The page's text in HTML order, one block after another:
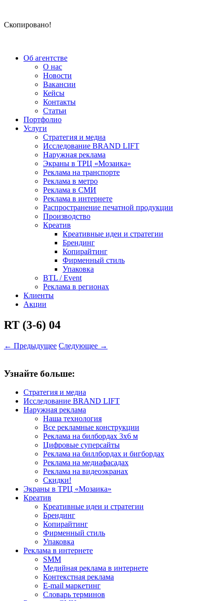
Скопировано!
Об агентстве
О нас
Новости
Вакансии
Кейсы
Контакты
Статьи
Портфолио
Услуги
Стратегия и медиа
Исследование BRAND LIFT
Наружная реклама
Экраны в ТРЦ «Мозаика»
Реклама на транспорте
Реклама в метро
Реклама в СМИ
Реклама в интернете
Распространение печатной продукции
Производство
Креатив
Креативные идеи и стратегии
Брендинг
Копирайтинг
Фирменный стиль
Упаковка
BTL / Event
Реклама в регионах
Клиенты
Акции
RT (3-6) 04
← Предыдущее Следующее →
Узнайте больше:
Стратегия и медиа
Исследование BRAND LIFT
Наружная реклама
Наша технология
Все рекламные конструкции
Реклама на билбордах 3х6 м
Цифровые суперсайты
Реклама на биллбордах и бигбордах
Реклама на медиафасадах
Реклама на видеоэкранах
Скидки!
Экраны в ТРЦ «Мозаика»
Креатив
Креативные идеи и стратегии
Брендинг
Копирайтинг
Фирменный стиль
Упаковка
Реклама в интернете
SMM
Медийная реклама в интернете
Контекстная реклама
E-mail маркетинг
Словарь терминов